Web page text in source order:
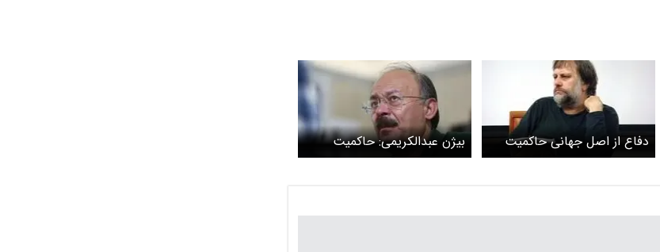
دفاع از اصل جهانی حاکمیت
بیژن عبدالکریمی: حاکمیت
صدای جوانان را شنیده اما الان